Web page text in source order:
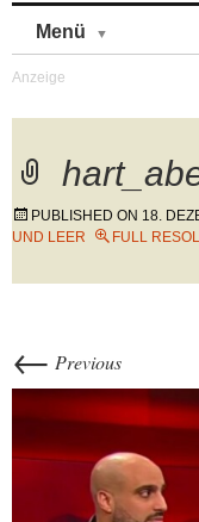
Menü
PUBLISHED ON 18.
UND LEER
FULL
← Previous